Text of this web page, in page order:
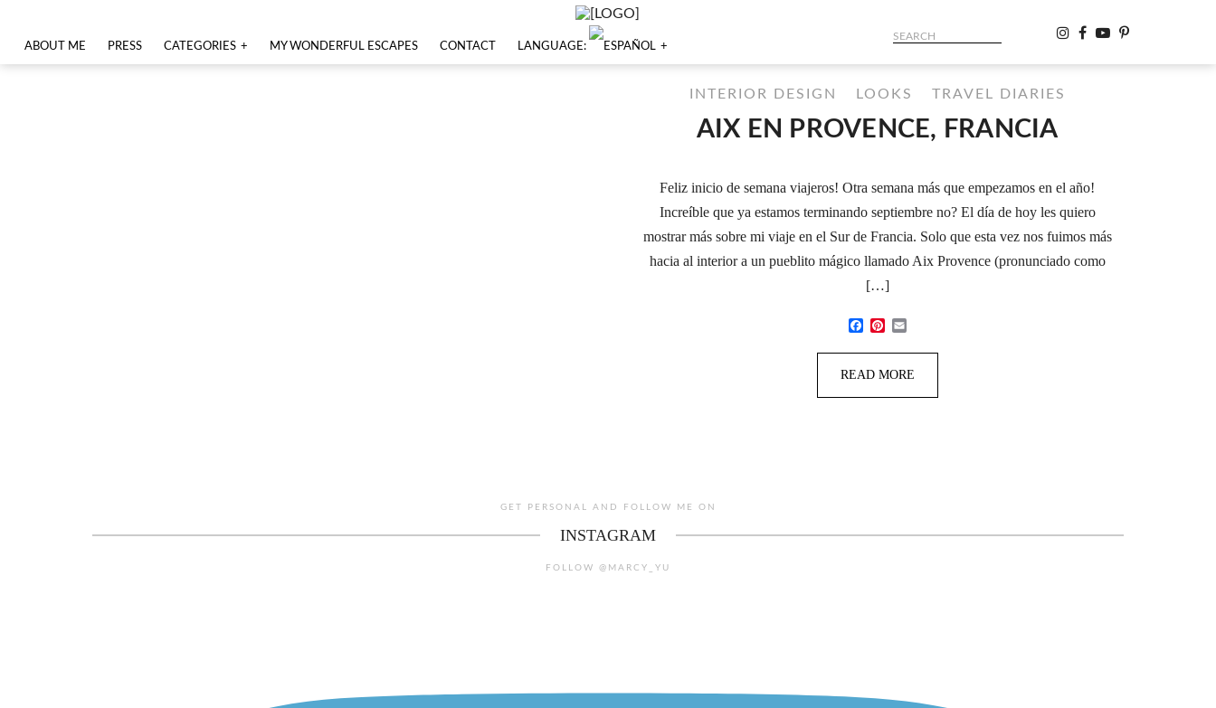
ABOUT ME PRESS CATEGORIES MY WONDERFUL ESCAPES CONTACT LANGUAGE:
INTERIOR DESIGN LOOKS TRAVEL DIARIES
AIX EN PROVENCE, FRANCIA
Feliz inicio de semana viajeros! Otra semana más que empezamos en el año!
Increíble que ya estamos terminando septiembre no? El día de hoy les quiero
mostrar más sobre mi viaje en el Sur de Francia. Solo que esta vez nos fuimos más
hacia al interior a un pueblito mágico llamado Aix Provence (pronunciado como
[…]
READ MORE
GET PERSONAL AND FOLLOW ME ON
INSTAGRAM
FOLLOW @MARCY_YU